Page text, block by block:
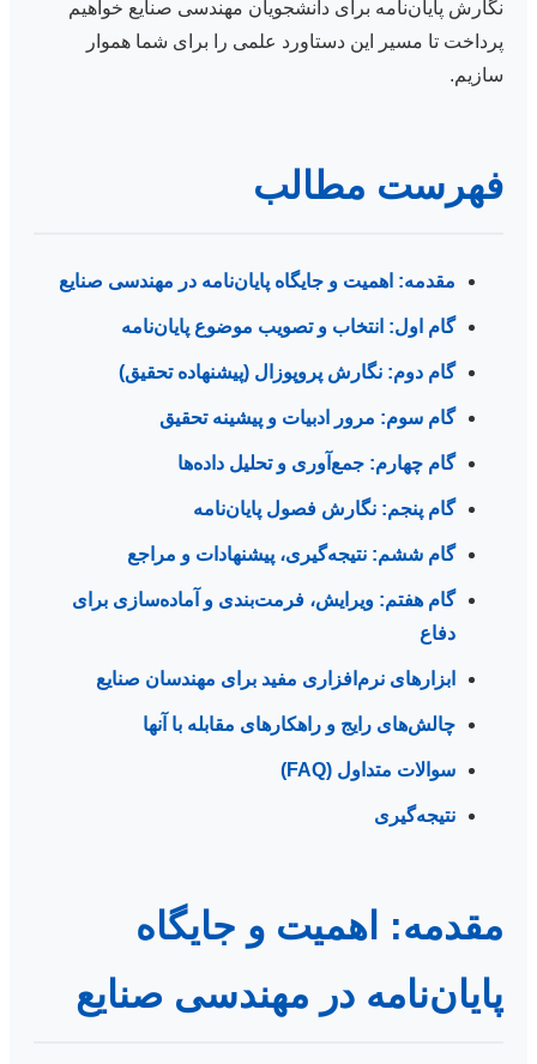
نگارش پایان‌نامه برای دانشجویان مهندسی صنایع خواهیم
پرداخت تا مسیر این دستاورد علمی را برای شما هموار
سازیم.
فهرست مطالب
مقدمه: اهمیت و جایگاه پایان‌نامه در مهندسی صنایع
گام اول: انتخاب و تصویب موضوع پایان‌نامه
گام دوم: نگارش پروپوزال (پیشنهاده تحقیق)
گام سوم: مرور ادبیات و پیشینه تحقیق
گام چهارم: جمع‌آوری و تحلیل داده‌ها
گام پنجم: نگارش فصول پایان‌نامه
گام ششم: نتیجه‌گیری، پیشنهادات و مراجع
گام هفتم: ویرایش، فرمت‌بندی و آماده‌سازی برای
دفاع
ابزارهای نرم‌افزاری مفید برای مهندسان صنایع
چالش‌های رایج و راهکارهای مقابله با آنها
سوالات متداول (FAQ)
نتیجه‌گیری
مقدمه: اهمیت و جایگاه
پایان‌نامه در مهندسی صنایع